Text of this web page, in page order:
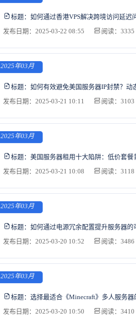
标题： 如何通过香港VPS解决跨境访问延迟
发布日期：2025-03-22 08:55
阅读：3335
2025年03月
标题： 如何有效避免美国服务器IP封禁？动
发布日期：2025-03-21 10:11
阅读：3103
2025年03月
标题： 美国服务器租用十大陷阱：低价套餐
发布日期：2025-03-21 10:08
阅读：3118
2025年03月
标题： 如何通过电源冗余配置提升服务器的
发布日期：2025-03-20 10:52
阅读：3486
2025年03月
标题： 选择最适合《Minecraft》多人服务器
发布日期：2025-03-20 10:50
阅读：3410